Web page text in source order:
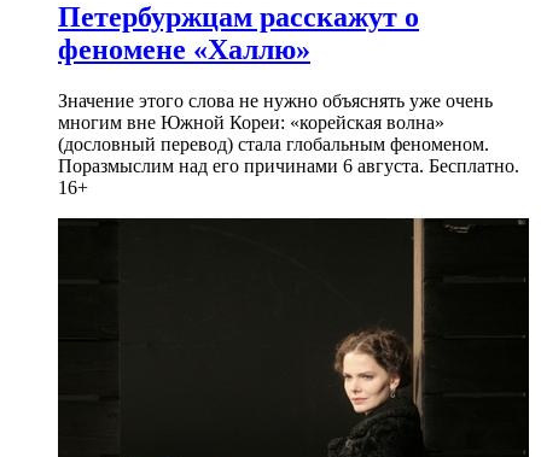
Петербуржцам расскажут о
феномене «Халлю»
Значение этого слова не нужно объяснять уже очень
многим вне Южной Кореи: «корейская волна»
(дословный перевод) стала глобальным феноменом.
Поразмыслим над его причинами 6 августа. Бесплатно.
16+